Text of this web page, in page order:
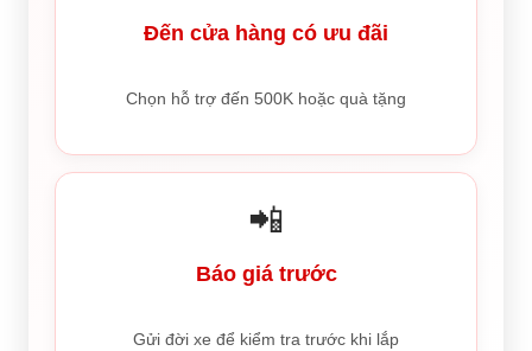
Đến cửa hàng có ưu đãi
Chọn hỗ trợ đến 500K hoặc quà tặng
📲
Báo giá trước
Gửi đời xe để kiểm tra trước khi lắp